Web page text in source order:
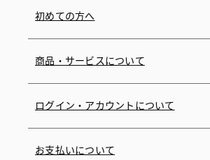
初めての方へ
商品・サービスについて
ログイン・アカウントについて
お支払いについて